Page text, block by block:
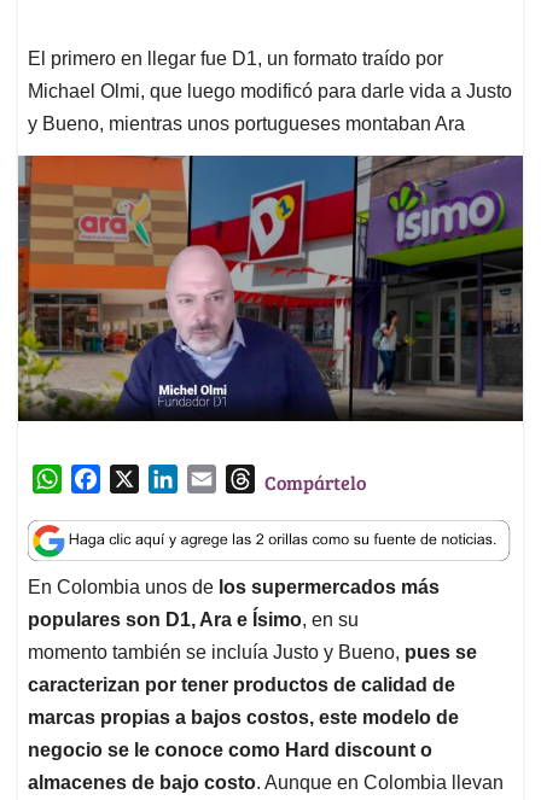
El primero en llegar fue D1, un formato traído por
Michael Olmi, que luego modificó para darle vida a Justo
y Bueno, mientras unos portugueses montaban Ara
W
a
t
s
A
p
p
c
e
b
o
o
k
n
k
e
d
I
n
a
i
l
T
r
e
a
d
s
Compártelo
En Colombia unos de los supermercados más
populares son D1, Ara e Ísimo, en su
momento también se incluía Justo y Bueno, pues se
caracterizan por tener productos de calidad de
marcas propias a bajos costos, este modelo de
negocio se le conoce como Hard discount o
almacenes de bajo costo. Aunque en Colombia llevan